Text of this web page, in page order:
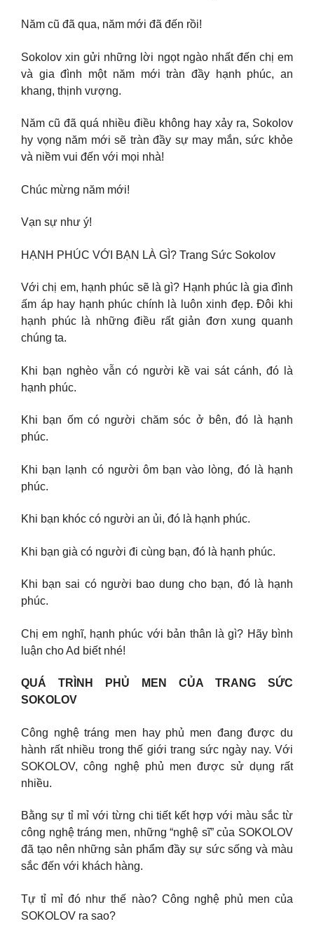
Năm cũ đã qua, năm mới đã đến rồi!
Sokolov xin gửi những lời ngọt ngào nhất đến chị em
và gia đình một năm mới tràn đầy hạnh phúc, an
khang, thịnh vượng.
Năm cũ đã quá nhiều điều không hay xảy ra, Sokolov
hy vọng năm mới sẽ tràn đầy sự may mắn, sức khỏe
và niềm vui đến với mọi nhà!
Chúc mừng năm mới!
Vạn sự như ý!
HẠNH PHÚC VỚI BẠN LÀ GÌ? Trang Sức Sokolov
Với chị em, hạnh phúc sẽ là gì? Hạnh phúc là gia đình
ấm áp hay hạnh phúc chính là luôn xinh đẹp. Đôi khi
hạnh phúc là những điều rất giản đơn xung quanh
chúng ta.
Khi bạn nghèo vẫn có người kề vai sát cánh, đó là
hạnh phúc.
Khi bạn ốm có người chăm sóc ở bên, đó là hạnh
phúc.
Khi bạn lạnh có người ôm bạn vào lòng, đó là hạnh
phúc.
Khi bạn khóc có người an ủi, đó là hạnh phúc.
Khi bạn già có người đi cùng bạn, đó là hạnh phúc.
Khi bạn sai có người bao dung cho bạn, đó là hạnh
phúc.
Chị em nghĩ, hạnh phúc với bản thân là gì? Hãy bình
luận cho Ad biết nhé!
QUÁ TRÌNH PHỦ MEN CỦA TRANG SỨC
SOKOLOV
Công nghệ tráng men hay phủ men đang được du
hành rất nhiều trong thế giới trang sức ngày nay. Với
SOKOLOV, công nghệ phủ men được sử dụng rất
nhiều.
Bằng sự tỉ mỉ với từng chi tiết kết hợp với màu sắc từ
công nghệ tráng men, những “nghệ sĩ” của SOKOLOV
đã tạo nên những sản phẩm đầy sự sức sống và màu
sắc đến với khách hàng.
Tự tỉ mỉ đó như thế nào? Công nghệ phủ men của
SOKOLOV ra sao?